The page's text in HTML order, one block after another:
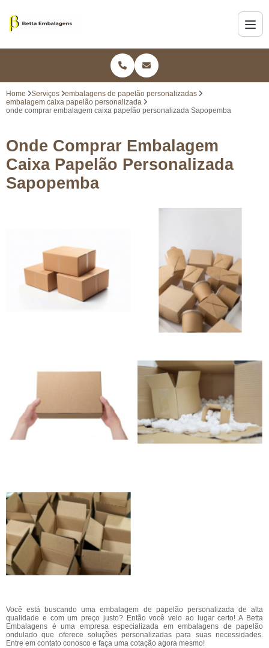
Home Serviços
embalagens de papelão personalizadas
embalagem caixa papelão personalizada
onde comprar embalagem caixa papelão personalizada Sapopemba
Onde Comprar Embalagem
Caixa Papelão Personalizada
Sapopemba
Você está buscando uma embalagem de papelão personalizada de alta
qualidade e com um preço justo? Então você veio ao lugar certo! A Betta
Embalagens é uma empresa especializada em embalagens de papelão
ondulado que oferece soluções personalizadas para suas necessidades.
Entre em contato conosco e faça uma cotação agora mesmo!